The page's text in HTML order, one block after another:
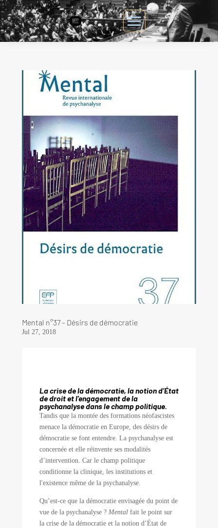
Mental n°37 – Désirs de démocratie
Jul 27, 2018
La crise de la démocratie, la notion d’État
de droit et l'engagement de la
psychanalyse dans le champ politique.
Tandis que la montée des formations néofascistes
menace la démocratie en Europe, des désirs de
démocratie se font entendre. La psychanalyse est
concernée et elle réinvente ses modalités
d’intervention. Car le champ politique
conditionne la clinique, les institutions et
l'existence même de la psychanalyse.
Qu’est-ce que la démocratie envisagée du point de
vue de la psychanalyse ? Mentalfait le point sur
la crise de la démocratie et la notion d’État de